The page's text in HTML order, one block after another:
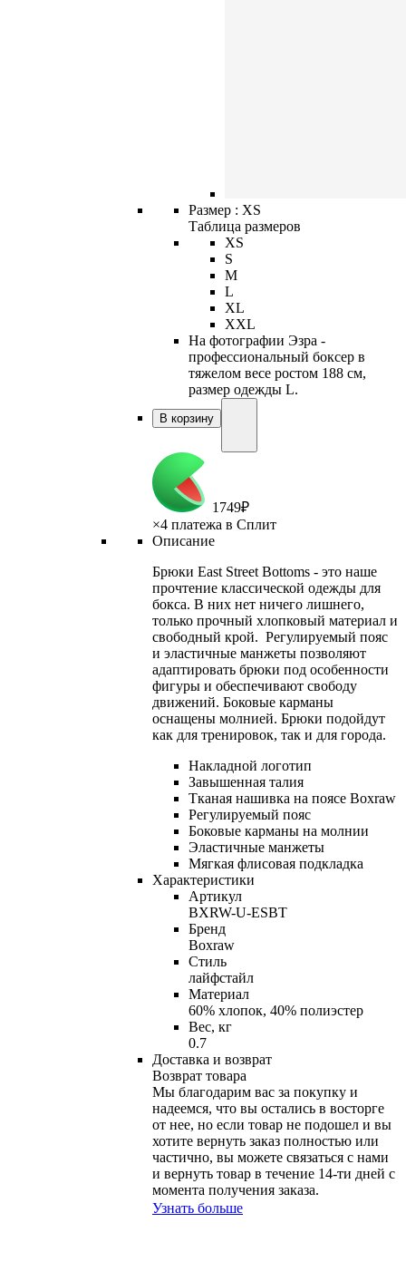
Размер : XS
Таблица размеров
XS
S
M
L
XL
XXL
На фотографии Эзра -
профессиональный боксер в
тяжелом весе ростом 188 см,
размер одежды L.
В корзину
1 749₽
×4 платежа в Сплит
Описание
Брюки East Street Bottoms - это наше
прочтение классической одежды для
бокса. В них нет ничего лишнего,
только прочный хлопковый материал и
свободный крой. Регулируемый пояс
и эластичные манжеты позволяют
адаптировать брюки под особенности
фигуры и обеспечивают свободу
движений. Боковые карманы
оснащены молнией. Брюки подойдут
как для тренировок, так и для города.
Накладной логотип
Завышенная талия
Тканая нашивка на поясе Boxraw
Регулируемый пояс
Боковые карманы на молнии
Эластичные манжеты
Мягкая флисовая подкладка
Характеристики
Артикул
BXRW-U-ESBT
Бренд
Boxraw
Стиль
лайфстайл
Материал
60% хлопок, 40% полиэстер
Вес, кг
0.7
Доставка и возврат
Возврат товара
Мы благодарим вас за покупку и
надеемся, что вы остались в восторге
от нее, но если товар не подошел и вы
хотите вернуть заказ полностью или
частично, вы можете связаться с нами
и вернуть товар в течение 14-ти дней с
момента получения заказа.
Узнать больше